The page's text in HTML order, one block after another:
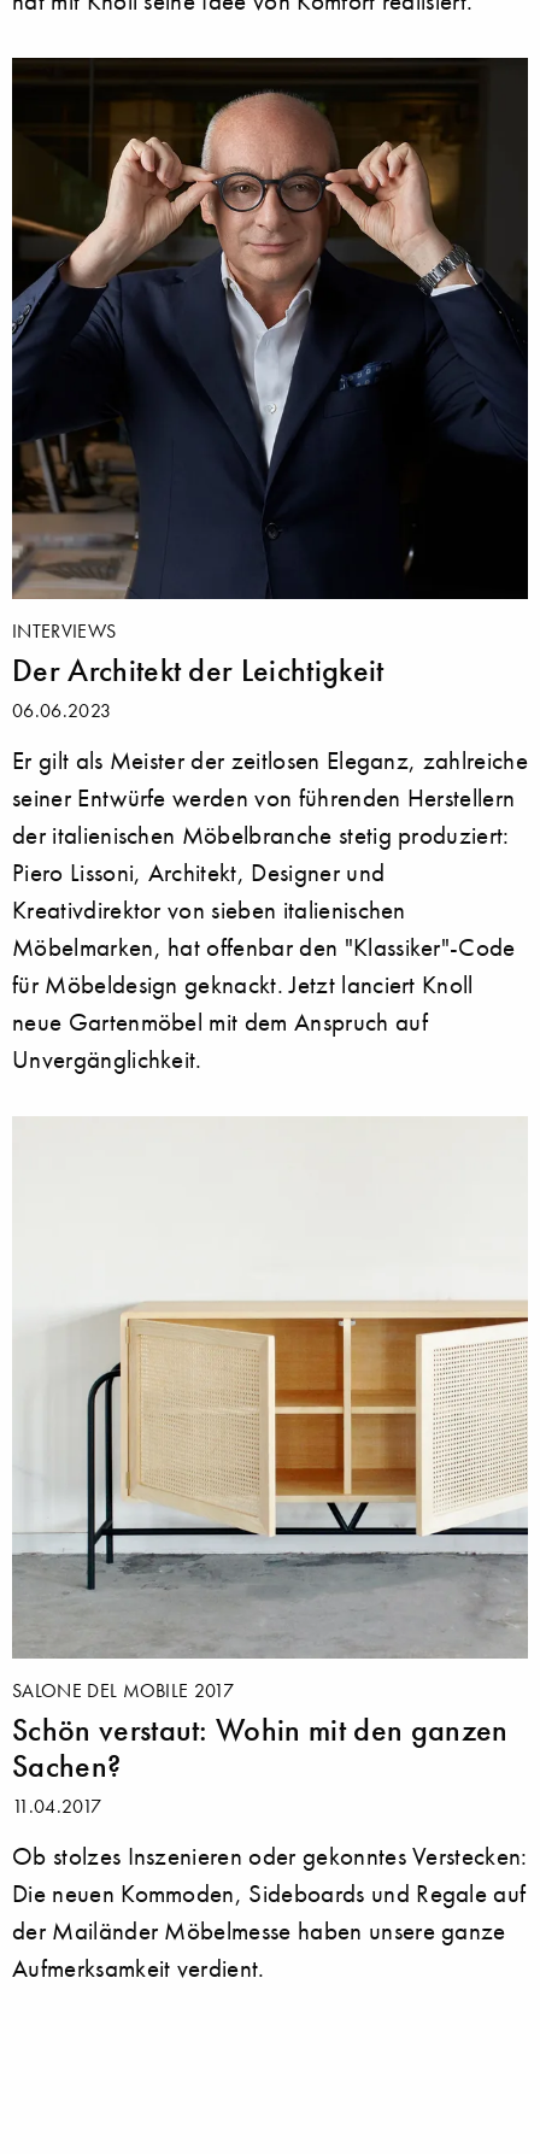
INTERVIEWS
Der Architekt der Leichtigkeit
06.06.2023
Er gilt als Meister der zeitlosen Eleganz, zahlreiche
seiner Entwürfe werden von führenden Herstellern
der italienischen Möbelbranche stetig produziert:
Piero Lissoni, Architekt, Designer und
Kreativdirektor von sieben italienischen
Möbelmarken, hat offenbar den "Klassiker"-Code
für Möbeldesign geknackt. Jetzt lanciert Knoll
neue Gartenmöbel mit dem Anspruch auf
Unvergänglichkeit.
SALONE DEL MOBILE 2017
Schön verstaut: Wohin mit den ganzen
Sachen?
11.04.2017
Ob stolzes Inszenieren oder gekonntes Verstecken:
Die neuen Kommoden, Sideboards und Regale auf
der Mailänder Möbelmesse haben unsere ganze
Aufmerksamkeit verdient.